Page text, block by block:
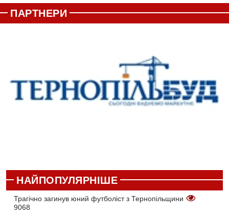
ПАРТНЕРИ
НАЙПОПУЛЯРНІШЕ
Трагічно загинув юний футболіст з Тернопільщини
9068